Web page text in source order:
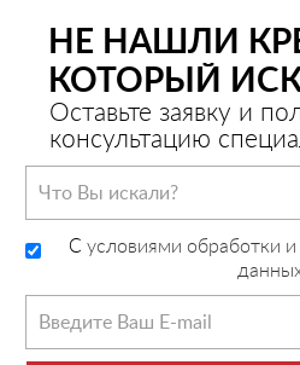
НЕ НАШЛИ
КОТОРЫЙ
Оставьте заявку и
консультацию
C условиями обработки